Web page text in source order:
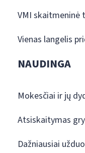
VMI skaitmeninė
Vienas langelis
NAUDINGA
Mokesčiai ir jų
Atsiskaitymas
Dažniausiai